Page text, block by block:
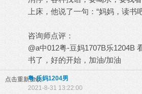
上床，他说了一句：“妈妈，读书
咨询师点评：
@a中012粤-豆妈1707B乐1204B
书了，好的开始，加油/加油
点击重新加载粤-乐妈1204男
2021-8-31 13:22:00